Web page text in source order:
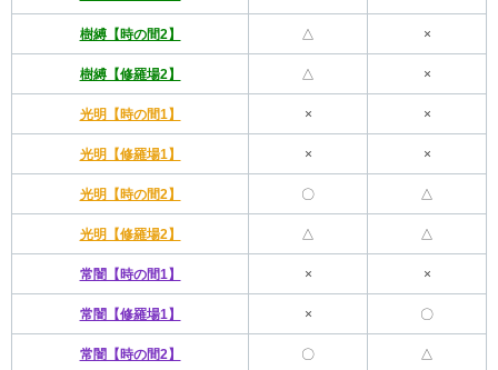
樹縛【時の間2】 △ ×
樹縛【修羅場2】 △ ×
光明【時の間1】 × ×
光明【修羅場1】 × ×
光明【時の間2】 〇 △
光明【修羅場2】 △ △
常闇【時の間1】 × ×
常闇【修羅場1】 × 〇
常闇【時の間2】 〇 △